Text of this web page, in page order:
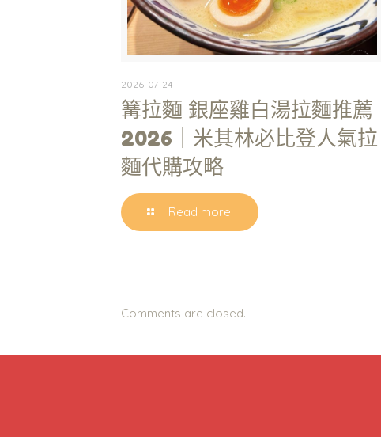
2026-07-24
篝拉麵 銀座雞白湯拉麵推薦
2026｜米其林必比登人氣拉
麵代購攻略
Read more
Comments are closed.